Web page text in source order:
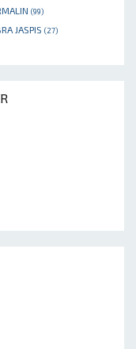
(99)
JASPIS (27)